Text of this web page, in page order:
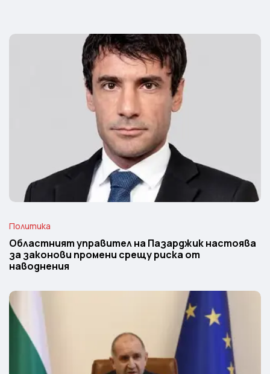
Политика
Областният управител на Пазарджик настоява
за законови промени срещу риска от
наводнения